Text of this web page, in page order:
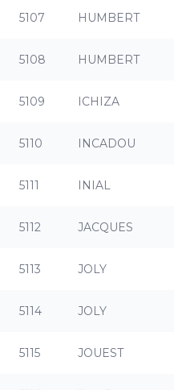
5107 HUMBERT
5108 HUMBERT
5109 ICHIZA
5110 INCADOU
5111 INIAL
5112 JACQUES
5113 JOLY
5114 JOLY
5115 JOUEST